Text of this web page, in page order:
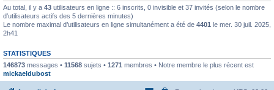
Au total, il y a 43 utilisateurs en ligne :: 6 inscrits, 0 invisible et 37 invités (selon le nombre
d’utilisateurs actifs des 5 dernières minutes)
Le nombre maximal d’utilisateurs en ligne simultanément a été de 4401 le mer. 30 juil. 2025,
2h41
STATISTIQUES
146873 messages • 11568 sujets • 1271 membres • Notre membre le plus récent est
mickaeldubost